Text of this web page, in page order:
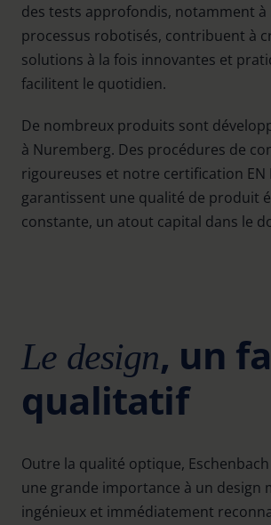
des tests approfondis, notamment à
processus robotisés, contribuent à
solutions à la fois innovantes et
facilitent le quotidien.
De nombreux produits sont
à Nuremberg. Des procédures de
rigoureuses et notre certification EN
garantissent une qualité de produit
constante, un atout capital dans le
Le design, un
qualitatif
Outre la qualité optique,
une grande importance à un design
ingénieux et immédiatement